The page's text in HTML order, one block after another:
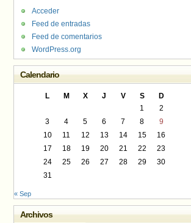
Acceder
Feed de entradas
Feed de comentarios
WordPress.org
Calendario
L M X J V S
D
1
2
3
4 5 6 7 8
9
10
11 12 13 14 15
16
17
18 19 20 21 22
23
24
25 26 27 28 29
30
31
« Sep
Archivos